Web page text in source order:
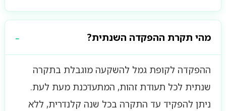
מהי תקרת ההפקדה השנתית?
ההפקדה לקופת גמל להשקעה מוגבלת בתקרה
שנתית לכל תעודת זהות, המתעדכנת מעת לעת.
ניתן להפקיד עד התקרה בכל שנה קלנדרית, ללא